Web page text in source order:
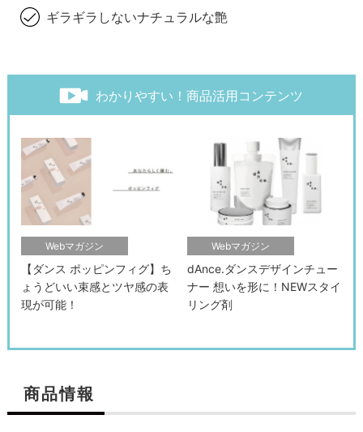
ギラギラしないナチュラルな艶
わかりやすい！商品活用コンテンツ
Webマガジン
【ダンス ポッピンフィグ】ち
ょうどいい束感とツヤ感の表
現が可能！
Webマガジン
dAnce.ダンスデザインチュー
ナー 想いを形に！NEWスタイ
リング剤
商品情報